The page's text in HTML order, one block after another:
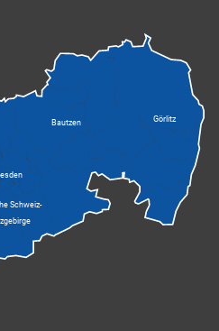
Bautzen Görlitz
Schweiz-